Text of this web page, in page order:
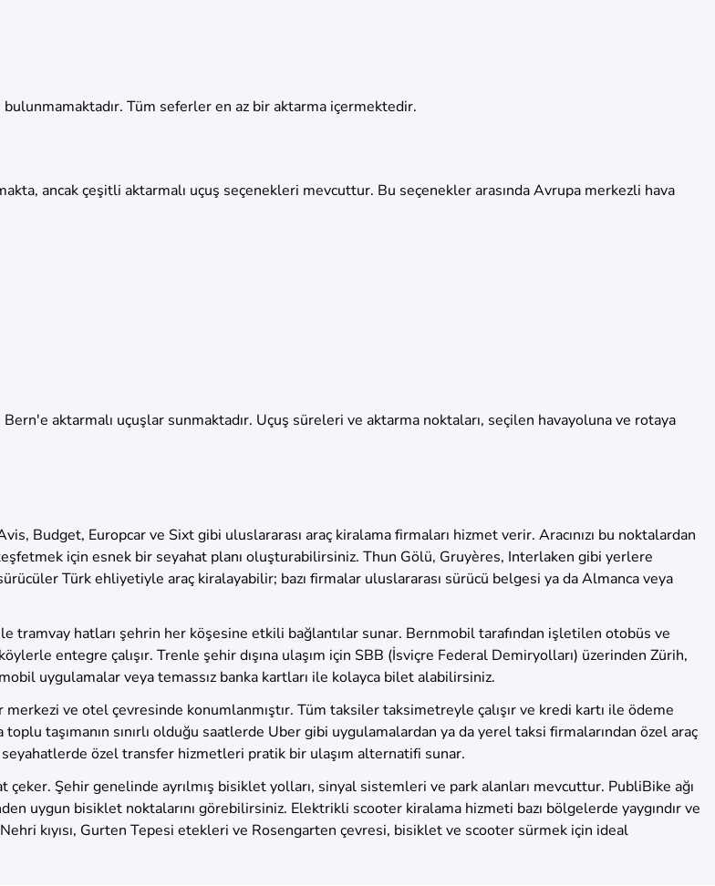
Tüm seferler en az bir aktarma içermektedir.
ancak çeşitli aktarmalı uçuş seçenekleri mevcuttur. Bu seçenekler arasında Avrupa merkezli hava
aktarmalı uçuşlar sunmaktadır. Uçuş süreleri ve aktarma noktaları, seçilen havayoluna ve rotaya
Budget, Europcar ve Sixt gibi uluslararası araç kiralama firmaları hizmet verir. Aracınızı bu noktalardan
için esnek bir seyahat planı oluşturabilirsiniz. Thun Gölü, Gruyères, Interlaken gibi yerlere
Türk ehliyetiyle araç kiralayabilir; bazı firmalar uluslararası sürücü belgesi ya da Almanca veya
tramvay hatları şehrin her köşesine etkili bağlantılar sunar. Bernmobil tarafından işletilen otobüs ve
entegre çalışır. Trenle şehir dışına ulaşım için SBB (İsviçre Federal Demiryolları) üzerinden Zürih,
uygulamalar veya temassız banka kartları ile kolayca bilet alabilirsiniz.
ve otel çevresinde konumlanmıştır. Tüm taksiler taksimetreyle çalışır ve kredi kartı ile ödeme
taşımanın sınırlı olduğu saatlerde Uber gibi uygulamalardan ya da yerel taksi firmalarından özel araç
özel transfer hizmetleri pratik bir ulaşım alternatifi sunar.
çeker. Şehir genelinde ayrılmış bisiklet yolları, sinyal sistemleri ve park alanları mevcuttur. PubliBike ağı
uygun bisiklet noktalarını görebilirsiniz. Elektrikli scooter kiralama hizmeti bazı bölgelerde yaygındır ve
kıyısı, Gurten Tepesi etekleri ve Rosengarten çevresi, bisiklet ve scooter sürmek için ideal